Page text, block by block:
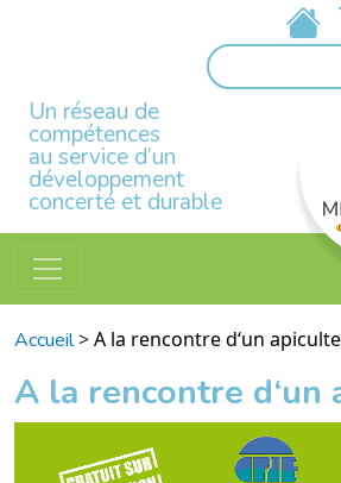
Un réseau de
compétences
au service d’un
développement
concerté et durable
Accueil>A la rencontre d‘un
A la rencontre d‘un